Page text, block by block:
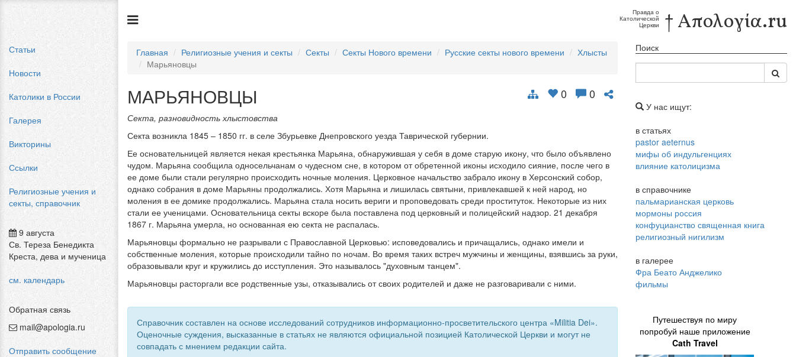
Статьи
Новости
Католики в России
Галерея
Викторины
Ссылки
Религиозные учения и
секты, справочник
9 августа
Св. Тереза Бенедикта
Креста, дева и мученица
см. календарь
Обратная связь
mail@apologia.ru
Отправить сообщение
Правда о
Католической
Церкви † Απολογία.ru
Главная Религиозные учения и секты Секты Секты Нового времени Русские секты нового времени
Хлысты
Марьяновцы
0 0
МАРЬЯНОВЦЫ
Секта, разновидность хлыстовства
Секта возникла 1845 – 1850 гг. в селе Збурьевке Днепровского уезда Таврической губернии.
Ее основательницей является некая крестьянка Марьяна, обнаружившая у себя в доме старую икону, что было объявлено
чудом. Марьяна сообщила односельчанам о чудесном сне, в котором от обретенной иконы исходило сияние, после чего в
ее доме были стали регулярно происходить ночные моления. Церковное начальство забрало икону в Херсонский собор,
однако собрания в доме Марьяны продолжались. Хотя Марьяна и лишилась святыни, привлекавшей к ней народ, но
моления в ее домике продолжались. Марьяна стала носить вериги и проповедовать среди проституток. Некоторые из них
стали ее ученицами. Основательница секты вскоре была поставлена под церковный и полицейский надзор. 21 декабря
1867 г. Марьяна умерла, но основанная ею секта не распалась.
Марьяновцы формально не разрывали с Православной Церковью: исповедовались и причащались, однако имели и
собственные моления, которые происходили тайно по ночам. Во время таких встреч мужчины и женщины, взявшись за руки,
образовывали круг и кружились до исступления. Это называлось "духовным танцем".
Марьяновцы расторгали все родственные узы, отказывались от своих родителей и даже не разговаривали с ними.
Справочник составлен на основе исследований сотрудников информационно-просветительского центра «Militia Dei».
Оценочные суждения, высказанные в статьях не являются официальной позицией Католической Церкви и могут не
совпадать с мнением редакции сайта.
Поиск
У нас ищут:
в статьях
pastor aeternus
мифы об индульгенциях
влияние католицизма
в справочнике
пальмарианская церковь
мормоны россия
конфуцианство священная книга
религиозный нигилизм
в галерее
Фра Беато Анджелико
фильмы
Путешествуя по миру
попробуй наше приложение
Cath Travel